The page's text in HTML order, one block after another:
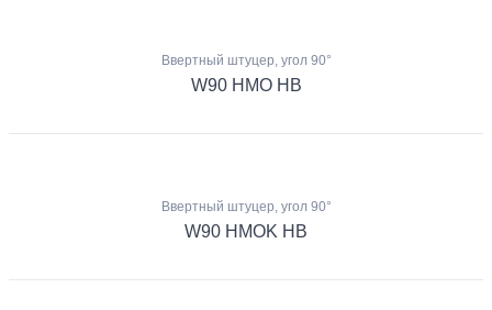
Ввертный штуцер, угол 90°
W90 HMO HB
Ввертный штуцер, угол 90°
W90 HMOK HB